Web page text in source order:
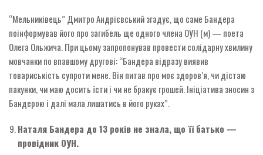
“Мельниківець” Дмитро Андрієвський згадує, що саме Бандера
поінформував його про загибель ще одного члена ОУН (м) — поета
Олега Ольжича. При цьому запропонував провести солідарну хвилину
мовчанки по впавшому другові: “Бандера відразу виявив
товариськість супроти мене. Він питав про моє здоров’я, чи дістаю
пакунки, чи маю досить їсти і чи не бракує грошей. Ініціа­тива зносин з
Бандерою і далі мала лишатись в його руках”.
Наталя Бандера до 13 років не знала, що її батько —
провідник ОУН.